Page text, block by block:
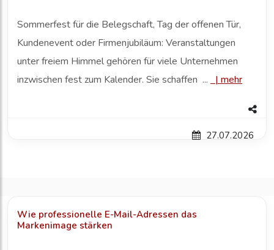
Sommerfest für die Belegschaft, Tag der offenen Tür,
Kundenevent oder Firmenjubiläum: Veranstaltungen
unter freiem Himmel gehören für viele Unternehmen
inzwischen fest zum Kalender. Sie schaffen ...
| mehr
27.07.2026
Wie professionelle E-Mail-Adressen das
Markenimage stärken